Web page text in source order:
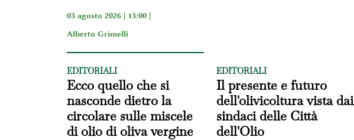
03 agosto 2026 | 13:00 |
Alberto Grimelli
EDITORIALI
Ecco quello che si
nasconde dietro la
circolare sulle miscele
di olio di oliva vergine
EDITORIALI
Il presente e futuro
dell'olivicoltura vista dai
sindaci delle Città
dell'Olio